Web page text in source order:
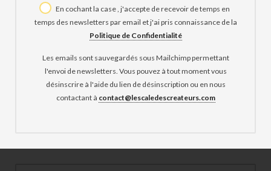
En cochant la case , j'accepte de recevoir de temps en
temps des newsletters par email et j'ai pris connaissance de la
Politique de Confidentialité
Les emails sont sauvegardés sous Mailchimp permettant
l'envoi de newsletters. Vous pouvez à tout moment vous
désinscrire à l'aide du lien de désinscription ou en nous
contactant à contact@lescaledescreateurs.com